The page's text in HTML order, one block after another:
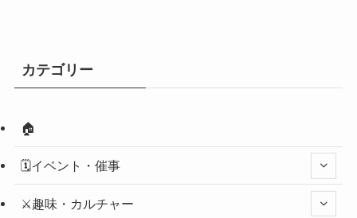
カテゴリー
🏠
🗓️イベント・催事
⚔️趣味・カルチャー